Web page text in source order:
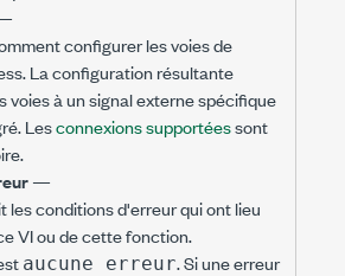
configurer les voies de
La configuration résultante
voies à un signal externe spécifique
Lesconnexions supportéessont
—
les conditions d'erreur qui ont lieu
VI ou de cette fonction.
aucune erreur. Si une erreur